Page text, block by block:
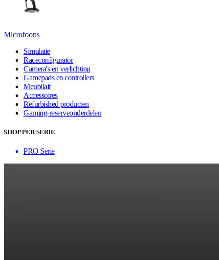
Microfoons
Simulatie
Raceconfigurator
Camera's en verlichting
Gamepads en controllers
Meubilair
Accessoires
Refurbished producten
Gaming-reserveonderdelen
SHOP PER SERIE
PRO Serie